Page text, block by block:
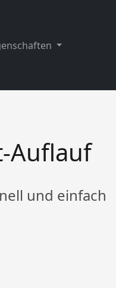
Auflauf
und einfach